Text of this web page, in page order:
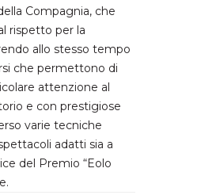
Compagnia, che
rispetto per la
allo stesso tempo
che permettono di
attenzione al
e con prestigiose
varie tecniche
adatti sia a
del Premio “Eolo